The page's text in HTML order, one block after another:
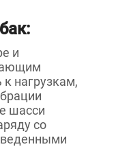
и
к нагрузкам,
шасси
со